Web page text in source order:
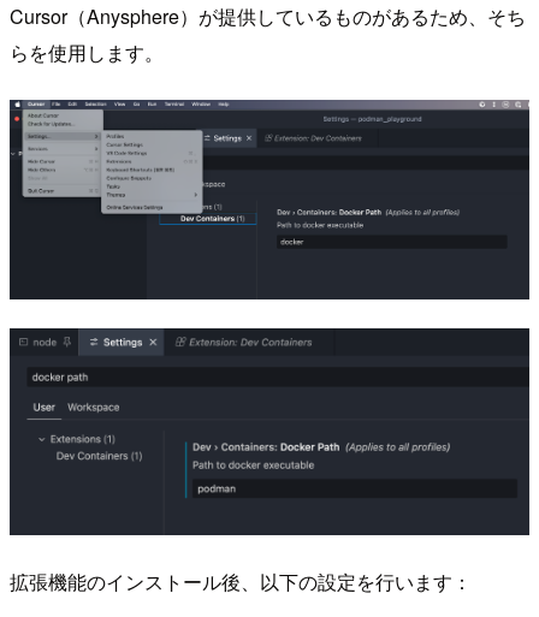
Cursor（Anysphere）が提供しているものがあるため、そち
らを使用します。
拡張機能のインストール後、以下の設定を行います：